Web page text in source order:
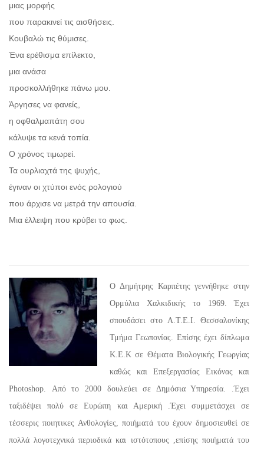
μιας μορφής
που παρακινεί τις αισθήσεις.
Κουβαλώ τις θύμισες.
Ένα ερέθισμα επίλεκτο,
μια ανάσα
προσκολλήθηκε πάνω μου.
Άργησες να φανείς,
η οφθαλμαπάτη σου
κάλυψε τα κενά τοπία.
Ο χρόνος τιμωρεί.
Τα ουρλιαχτά της ψυχής,
έγιναν οι χτύποι ενός ρολογιού
που άρχισε να μετρά την απουσία.
Μια έλλειψη που κρύβει το φως.
Ο Δημήτρης Καρπέτης γεννήθηκε στην
Ορμύλια Χαλκιδικής το 1969. Έχει
σπουδάσει στο Α.Τ.Ε.Ι. Θεσσαλονίκης
Τμήμα Γεωπονίας. Επίσης έχει δίπλωμα
Κ.Ε.Κ σε Θέματα Βιολογικής Γεωργίας
καθώς και Επεξεργασίας Εικόνας και
Photoshop. Από το 2000 δουλεύει σε Δημόσια Υπηρεσία. .Έχει
ταξιδέψει πολύ σε Ευρώπη και Αμερική .Έχει συμμετάσχει σε
τέσσερις ποιητικες Ανθολογίες, ποιήματά του έχουν δημοσιευθεί σε
πολλά λογοτεχνικά περιοδικά και ιστότοπους ,επίσης ποιήματά του